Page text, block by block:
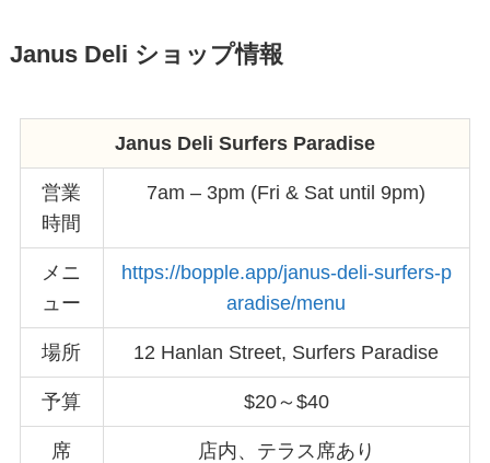
Janus Deli ショップ情報
Janus Deli Surfers Paradise
営業
時間
7am – 3pm (Fri & Sat until 9pm)
メニ
ュー
https://bopple.app/janus-deli-surfers-p
aradise/menu
場所 12 Hanlan Street, Surfers Paradise
予算 $20～$40
席 店内、テラス席あり